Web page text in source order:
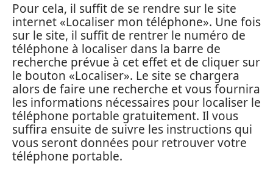
Pour cela, il suffit de se rendre sur le site
internet «Localiser mon téléphone». Une fois
sur le site, il suffit de rentrer le numéro de
téléphone à localiser dans la barre de
recherche prévue à cet effet et de cliquer sur
le bouton «Localiser». Le site se chargera
alors de faire une recherche et vous fournira
les informations nécessaires pour localiser le
téléphone portable gratuitement. Il vous
suffira ensuite de suivre les instructions qui
vous seront données pour retrouver votre
téléphone portable.